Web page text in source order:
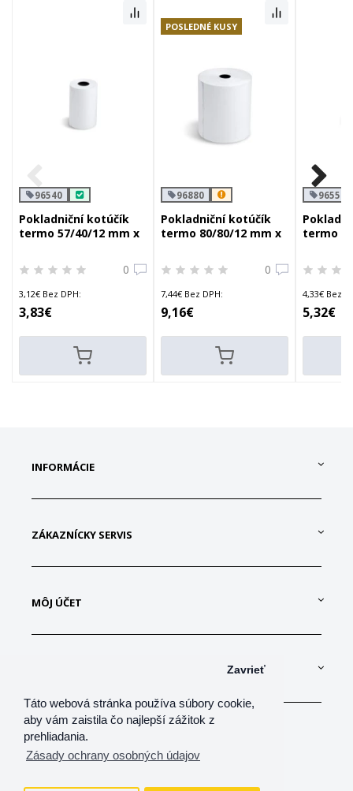
Táto webová stránka používa súbory cookie,
aby vám zaistila čo najlepší zážitok z
prehliadania.
Zásady ochrany osobných údajov
Zavrieť
96540
Pokladniční kotúčík
termo 57/40/12 mm x
0
3,12€ Bez DPH:
3,83€
POSLEDNÉ KUSY
96880
Pokladniční kotúčík
termo 80/80/12 mm x
0
7,44€ Bez DPH:
9,16€
96550
termo
4,33€ Bez
5,32€
INFORMÁCIE
ZÁKAZNÍCKY SERVIS
MÔJ ÚČET